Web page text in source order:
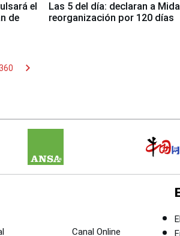
el
de
Las 5 del día: declaran a
reorganización por 120 días
chevron_right
Canal Online